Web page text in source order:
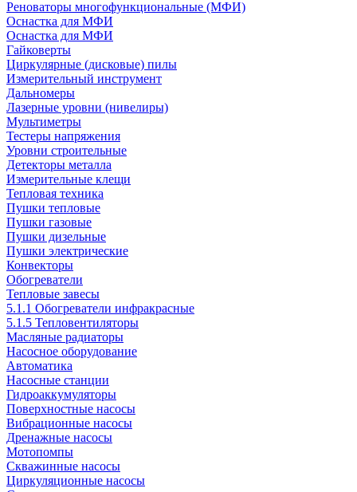
Реноваторы многофункциональные (МФИ)
Оснастка для МФИ
Оснастка для МФИ
Гайковерты
Циркулярные (дисковые) пилы
Измерительный инструмент
Дальномеры
Лазерные уровни (нивелиры)
Мультиметры
Тестеры напряжения
Уровни строительные
Детекторы металла
Измерительные клещи
Тепловая техника
Пушки тепловые
Пушки газовые
Пушки дизельные
Пушки электрические
Конвекторы
Обогреватели
Тепловые завесы
5.1.1 Обогреватели инфракрасные
5.1.5 Тепловентиляторы
Масляные радиаторы
Насосное оборудование
Автоматика
Насосные станции
Гидроаккумуляторы
Поверхностные насосы
Вибрационные насосы
Дренажные насосы
Мотопомпы
Скважинные насосы
Циркуляционные насосы